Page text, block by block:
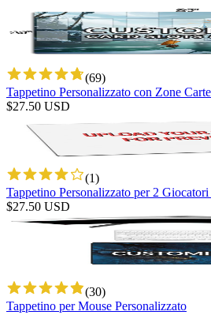
(69)
Tappetino Personalizzato con Zone
$27.50 USD
(1)
Tappetino Personalizzato per 2
$27.50 USD
(30)
Tappetino per Mouse Personalizzato